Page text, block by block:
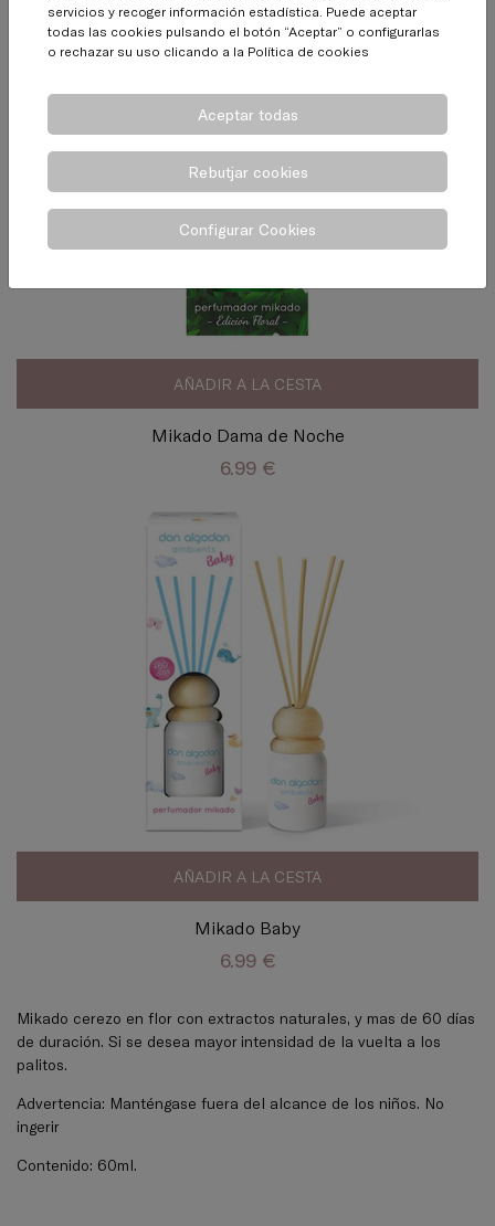
AÑADIR A LA CESTA
Mikado Dama de Noche
6.99 €
AÑADIR A LA CESTA
Mikado Baby
6.99 €
Mikado cerezo en flor con extractos naturales, y mas de 60 días
de duración. Si se desea mayor intensidad de la vuelta a los
palitos.
Advertencia: Manténgase fuera del alcance de los niños. No
ingerir
Contenido: 60ml.
servicios y recoger información estadística. Puede aceptar
todas las cookies pulsando el botón “Aceptar” o configurarlas
o rechazar su uso clicando a la Política de cookies
Aceptar todas
Rebutjar cookies
Configurar Cookies